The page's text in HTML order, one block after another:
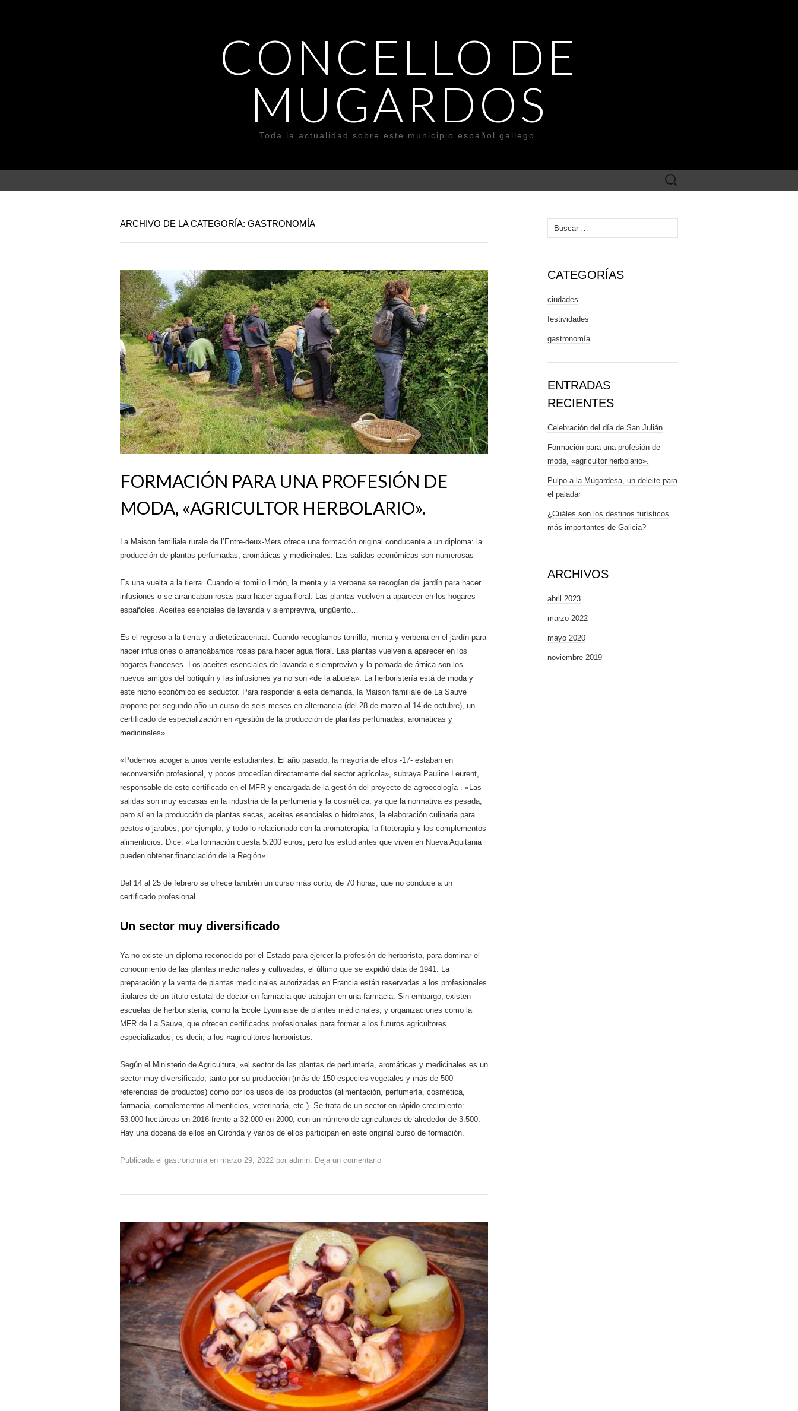
CONCELLO DE
MUGARDOS
Toda la actualidad sobre este municipio español gallego.
Buscar:
ARCHIVO DE LA CATEGORÍA: GASTRONOMÍA
FORMACIÓN PARA UNA PROFESIÓN DE
MODA, «AGRICULTOR HERBOLARIO».
La Maison familiale rurale de l’Entre-deux-Mers ofrece una formación original conducente a un diploma: la
producción de plantas perfumadas, aromáticas y medicinales. Las salidas económicas son numerosas
Es una vuelta a la tierra. Cuando el tomillo limón, la menta y la verbena se recogían del jardín para hacer
infusiones o se arrancaban rosas para hacer agua floral. Las plantas vuelven a aparecer en los hogares
españoles. Aceites esenciales de lavanda y siempreviva, ungüento…
Es el regreso a la tierra y a dieteticacentral. Cuando recogíamos tomillo, menta y verbena en el jardín para
hacer infusiones o arrancábamos rosas para hacer agua floral. Las plantas vuelven a aparecer en los
hogares franceses. Los aceites esenciales de lavanda e siempreviva y la pomada de árnica son los
nuevos amigos del botiquín y las infusiones ya no son «de la abuela». La herboristería está de moda y
este nicho económico es seductor. Para responder a esta demanda, la Maison familiale de La Sauve
propone por segundo año un curso de seis meses en alternancia (del 28 de marzo al 14 de octubre), un
certificado de especialización en «gestión de la producción de plantas perfumadas, aromáticas y
medicinales».
«Podemos acoger a unos veinte estudiantes. El año pasado, la mayoría de ellos -17- estaban en
reconversión profesional, y pocos procedían directamente del sector agrícola», subraya Pauline Leurent,
responsable de este certificado en el MFR y encargada de la gestión del proyecto de agroecología . «Las
salidas son muy escasas en la industria de la perfumería y la cosmética, ya que la normativa es pesada,
pero sí en la producción de plantas secas, aceites esenciales o hidrolatos, la elaboración culinaria para
pestos o jarabes, por ejemplo, y todo lo relacionado con la aromaterapia, la fitoterapia y los complementos
alimenticios. Dice: «La formación cuesta 5.200 euros, pero los estudiantes que viven en Nueva Aquitania
pueden obtener financiación de la Región».
Del 14 al 25 de febrero se ofrece también un curso más corto, de 70 horas, que no conduce a un
certificado profesional.
Un sector muy diversificado
Ya no existe un diploma reconocido por el Estado para ejercer la profesión de herborista, para dominar el
conocimiento de las plantas medicinales y cultivadas, el último que se expidió data de 1941. La
preparación y la venta de plantas medicinales autorizadas en Francia están reservadas a los profesionales
titulares de un título estatal de doctor en farmacia que trabajan en una farmacia. Sin embargo, existen
escuelas de herboristería, como la Ecole Lyonnaise de plantes médicinales, y organizaciones como la
MFR de La Sauve, que ofrecen certificados profesionales para formar a los futuros agricultores
especializados, es decir, a los «agricultores herboristas.
Según el Ministerio de Agricultura, «el sector de las plantas de perfumería, aromáticas y medicinales es un
sector muy diversificado, tanto por su producción (más de 150 especies vegetales y más de 500
referencias de productos) como por los usos de los productos (alimentación, perfumería, cosmética,
farmacia, complementos alimenticios, veterinaria, etc.). Se trata de un sector en rápido crecimiento:
53.000 hectáreas en 2016 frente a 32.000 en 2000, con un número de agricultores de alrededor de 3.500.
Hay una docena de ellos en Gironda y varios de ellos participan en este original curso de formación.
Publicada el gastronomía en marzo 29, 2022 por admin. Deja un comentario
Buscar:
CATEGORÍAS
ciudades
festividades
gastronomía
ENTRADAS
RECIENTES
Celebración del día de San Julián
Formación para una profesión de
moda, «agricultor herbolario».
Pulpo a la Mugardesa, un deleite para
el paladar
¿Cuáles son los destinos turísticos
más importantes de Galicia?
ARCHIVOS
abril 2023
marzo 2022
mayo 2020
noviembre 2019